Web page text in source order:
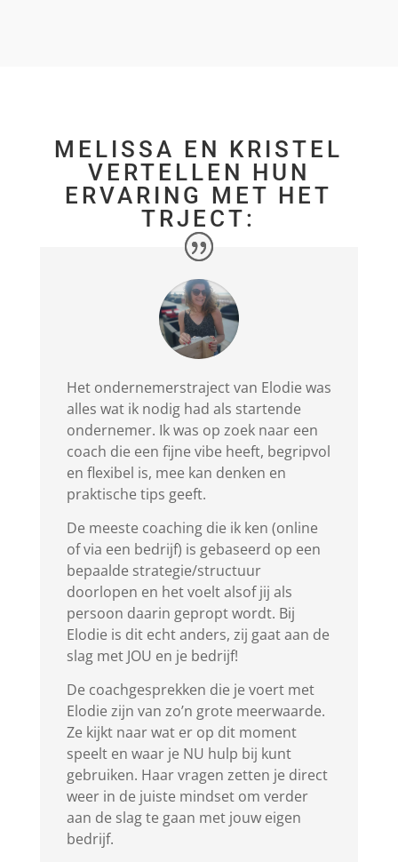
MELISSA EN KRISTEL
VERTELLEN HUN
ERVARING MET HET
TRJECT:
Het ondernemerstraject van Elodie was
alles wat ik nodig had als startende
ondernemer. Ik was op zoek naar een
coach die een fijne vibe heeft, begripvol
en flexibel is, mee kan denken en
praktische tips geeft.
De meeste coaching die ik ken (online
of via een bedrijf) is gebaseerd op een
bepaalde strategie/structuur
doorlopen en het voelt alsof jij als
persoon daarin gepropt wordt. Bij
Elodie is dit echt anders, zij gaat aan de
slag met JOU en je bedrijf!
De coachgesprekken die je voert met
Elodie zijn van zo’n grote meerwaarde.
Ze kijkt naar wat er op dit moment
speelt en waar je NU hulp bij kunt
gebruiken. Haar vragen zetten je direct
weer in de juiste mindset om verder
aan de slag te gaan met jouw eigen
bedrijf.